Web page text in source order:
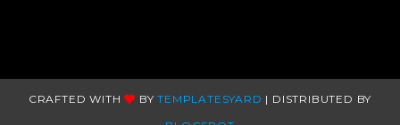
CRAFTED WITH BYTEMPLATESYARD | DISTRIBUTED BY